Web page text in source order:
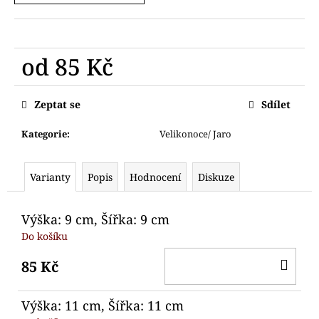
od 85 Kč
Měrná
cena:
Kategorie: Velikonoce/ Jaro
Zeptat se Sdílet
Varianty Popis Hodnocení Diskuze
Výška: 9 cm, Šířka: 9 cm
Do košíku
85 Kč
Výška: 11 cm, Šířka: 11 cm
u
e
m
e
NETOPÝR
Kč